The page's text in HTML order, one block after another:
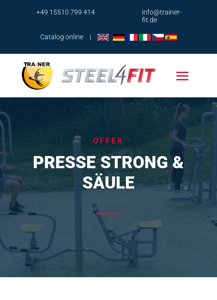
+49 15510 799 414
info@trainer-
fit.de
Catalog online |
OFFER
PRESSE STRONG &
SÄULE